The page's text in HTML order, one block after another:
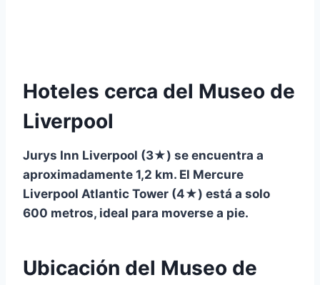
Hoteles cerca del Museo de
Liverpool
Jurys Inn Liverpool (3★) se encuentra a
aproximadamente 1,2 km. El Mercure
Liverpool Atlantic Tower (4★) está a solo
600 metros, ideal para moverse a pie.
Ubicación del Museo de